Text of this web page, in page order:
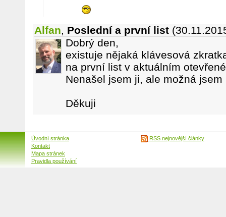
Alfan, Poslední a první list
Dobrý den,
existuje nějaká klávesová
na první list v aktuálním
Nenašel jsem ji, ale možná jsem
Děkuji
Úvodní stránka
Kontakt
Mapa stránek
Pravidla používání
RSS nejnovější články